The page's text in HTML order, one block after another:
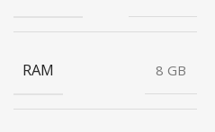
RAM 8 GB